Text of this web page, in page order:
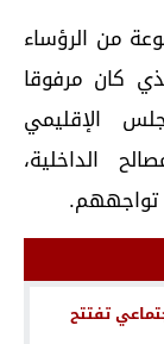
من الرؤساء
كان مرفوقا
الإقليمي
الداخلية،
تواجههم.
تفتتح